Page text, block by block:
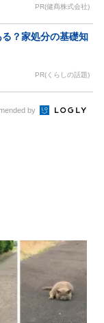
PR(健商株式会社)
？家処分の基礎知
PR(くらしの話題)
by